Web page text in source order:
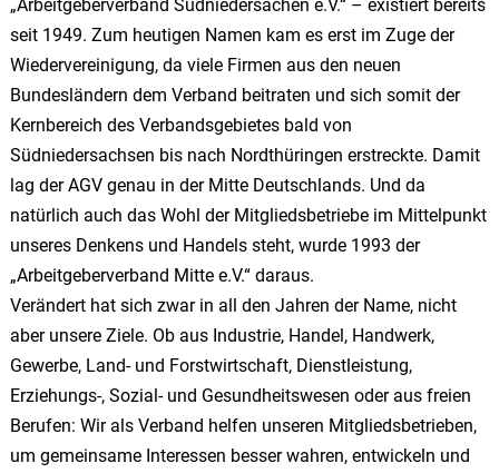
„Arbeitgeberverband Südniedersachen e.V.“ – existiert bereits
seit 1949. Zum heutigen Namen kam es erst im Zuge der
Wiedervereinigung, da viele Firmen aus den neuen
Bundesländern dem Verband beitraten und sich somit der
Kernbereich des Verbandsgebietes bald von
Südniedersachsen bis nach Nordthüringen erstreckte. Damit
lag der AGV genau in der Mitte Deutschlands. Und da
natürlich auch das Wohl der Mitgliedsbetriebe im Mittelpunkt
unseres Denkens und Handels steht, wurde 1993 der
„Arbeitgeberverband Mitte e.V.“ daraus.
Verändert hat sich zwar in all den Jahren der Name, nicht
aber unsere Ziele. Ob aus Industrie, Handel, Handwerk,
Gewerbe, Land- und Forstwirtschaft, Dienstleistung,
Erziehungs-, Sozial- und Gesundheitswesen oder aus freien
Berufen: Wir als Verband helfen unseren Mitgliedsbetrieben,
um gemeinsame Interessen besser wahren, entwickeln und